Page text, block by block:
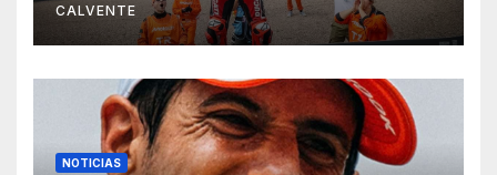
CALVENTE
NOTICIAS